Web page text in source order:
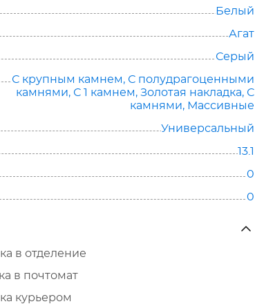
Белый
Агат
Серый
С крупным камнем, С полудрагоценными
камнями, С 1 камнем, Золотая накладка, С
камнями, Массивные
Универсальный
13.1
0
0
в отделение
в почтомат
курьером